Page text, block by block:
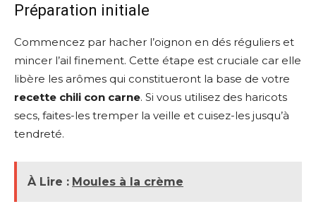
Préparation initiale
Commencez par hacher l’oignon en dés réguliers et
mincer l’ail finement. Cette étape est cruciale car elle
libère les arômes qui constitueront la base de votre
recette chili con carne. Si vous utilisez des haricots
secs, faites-les tremper la veille et cuisez-les jusqu’à
tendreté.
À Lire : Moules à la crème